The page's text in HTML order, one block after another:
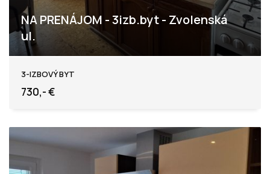
NA PRENÁJOM - 3izb.byt - Zvolenská
ul.
Zvolenská, Nitra - Klokočina
3-IZBOVÝ BYT
730,- €